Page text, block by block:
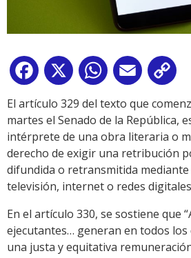
Facebook
X WhatsApp
Email
El artículo 329 del texto que
martes el Senado de la República,
intérprete de una obra literaria o
derecho de exigir una retribución
difundida o retransmitida
televisión, internet o redes
En el artículo 330, se sostiene que
ejecutantes… generan en todos los
una justa y equitativa